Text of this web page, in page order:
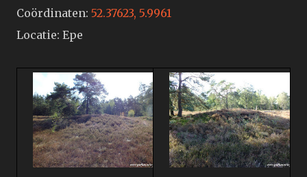
Coördinaten: 52.37623, 5.9961
Locatie: Epe